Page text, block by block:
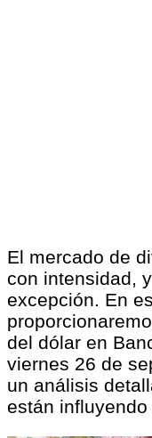
El mercado de
con intensidad,
excepción. En
del dólar en
viernes 26 de
un análisis
están